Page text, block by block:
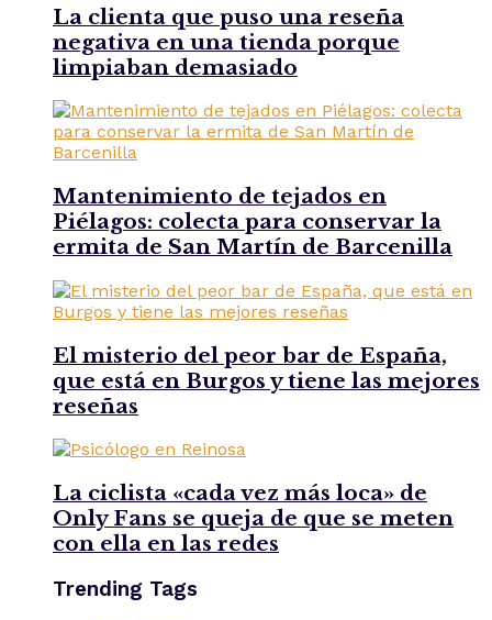
La clienta que puso una reseña
negativa en una tienda porque
limpiaban demasiado
Mantenimiento de tejados en
Piélagos: colecta para conservar la
ermita de San Martín de Barcenilla
El misterio del peor bar de España,
que está en Burgos y tiene las mejores
reseñas
La ciclista «cada vez más loca» de
Only Fans se queja de que se meten
con ella en las redes
Trending Tags